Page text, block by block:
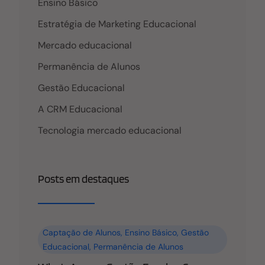
Estratégia de Marketing Educacional
Mercado educacional
Permanência de Alunos
Gestão Educacional
A CRM Educacional
Tecnologia mercado educacional
Posts em destaques
Captação de Alunos, Ensino Básico,Gestão
Educacional, Permanência de Alunos